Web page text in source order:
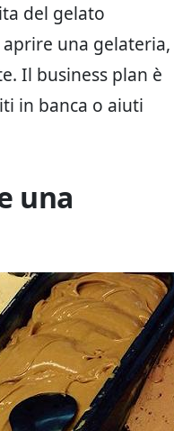
del gelato
una gelateria,
Il business plan è
in banca o aiuti
una